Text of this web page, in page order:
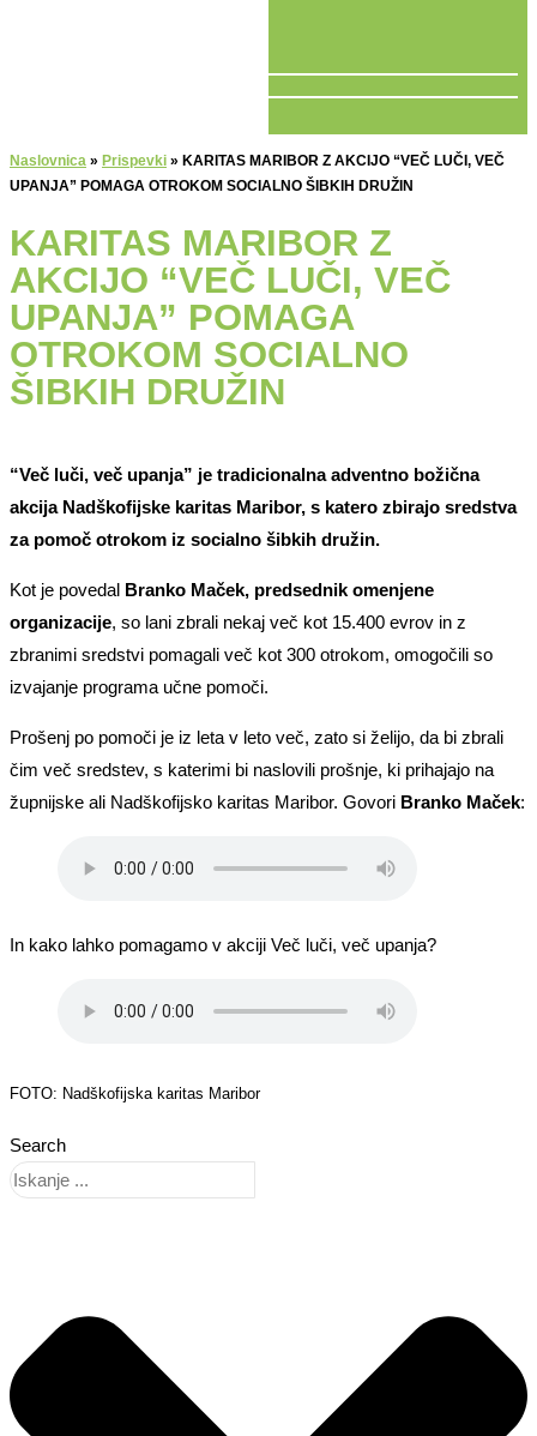
Naslovnica » Prispevki » KARITAS MARIBOR Z AKCIJO “VEČ LUČI, VEČ
UPANJA” POMAGA OTROKOM SOCIALNO ŠIBKIH DRUŽIN
KARITAS MARIBOR Z
AKCIJO “VEČ LUČI, VEČ
UPANJA” POMAGA
OTROKOM SOCIALNO
ŠIBKIH DRUŽIN
“Več luči, več upanja” je tradicionalna adventno božična
akcija Nadškofijske karitas Maribor, s katero zbirajo sredstva
za pomoč otrokom iz socialno šibkih družin.
Kot je povedal Branko Maček, predsednik omenjene
organizacije, so lani zbrali nekaj več kot 15.400 evrov in z
zbranimi sredstvi pomagali več kot 300 otrokom, omogočili so
izvajanje programa učne pomoči.
Prošenj po pomoči je iz leta v leto več, zato si želijo, da bi zbrali
čim več sredstev, s katerimi bi naslovili prošnje, ki prihajajo na
župnijske ali Nadškofijsko karitas Maribor. Govori Branko Maček:
In kako lahko pomagamo v akciji Več luči, več upanja?
FOTO: Nadškofijska karitas Maribor
Search